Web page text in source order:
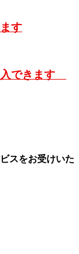
す
入できます
スをお受けいた